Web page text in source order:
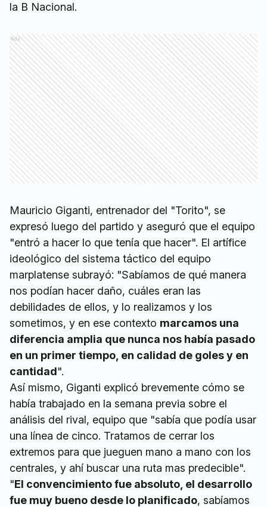
la B Nacional.
Ads
Mauricio Giganti, entrenador del "Torito", se
expresó luego del partido y aseguró que el equipo
"entró a hacer lo que tenía que hacer". El artífice
ideológico del sistema táctico del equipo
marplatense subrayó: "Sabíamos de qué manera
nos podían hacer daño, cuáles eran las
debilidades de ellos, y lo realizamos y los
sometimos, y en ese contexto marcamos una
diferencia amplia que nunca nos había pasado
en un primer tiempo, en calidad de goles y en
cantidad".
Así mismo, Giganti explicó brevemente cómo se
había trabajado en la semana previa sobre el
análisis del rival, equipo que "sabía que podía usar
una línea de cinco. Tratamos de cerrar los
extremos para que jueguen mano a mano con los
centrales, y ahí buscar una ruta mas predecible".
"El convencimiento fue absoluto, el desarrollo
fue muy bueno desde lo planificado, sabíamos